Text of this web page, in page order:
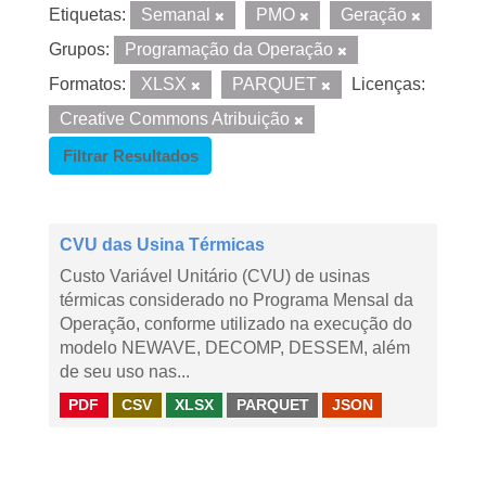
Etiquetas: Semanal PMO
Geração
Grupos:
Programação da Operação
Formatos:
XLSX PARQUET
Licenças:
Creative Commons Atribuição
Filtrar Resultados
CVU das Usina Térmicas
Custo Variável Unitário (CVU) de usinas
térmicas considerado no Programa Mensal da
Operação, conforme utilizado na execução do
modelo NEWAVE, DECOMP, DESSEM, além
de seu uso nas...
PDF CSV XLSX PARQUET JSON